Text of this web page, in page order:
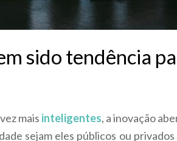
sido tendência
mais inteligentes, a inovação
sejam eles públicos ou